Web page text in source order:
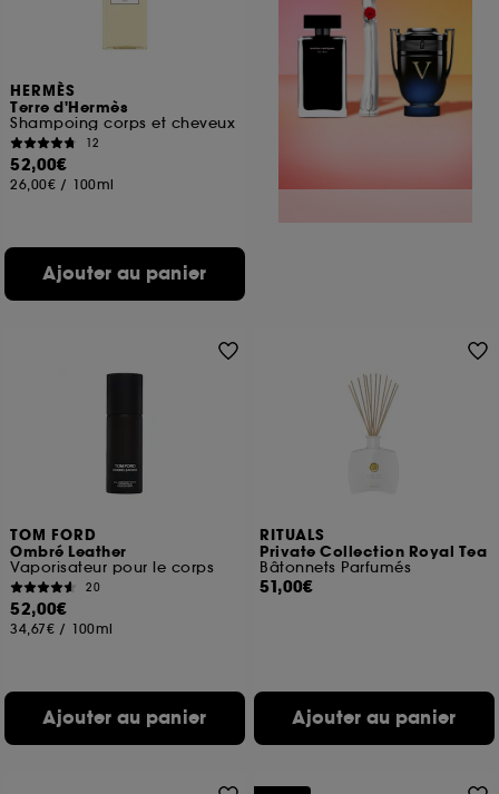
HERMÈS
Terre d'Hermès
Shampoing corps et cheveux
12
52,00€
26,00€ / 100ml
Ajouter au panier
TOM FORD
Ombré Leather
Vaporisateur pour le corps
20
52,00€
34,67€ / 100ml
Ajouter au panier
RITUALS
Private Collection Royal Tea
Bâtonnets Parfumés
51,00€
Ajouter au panier